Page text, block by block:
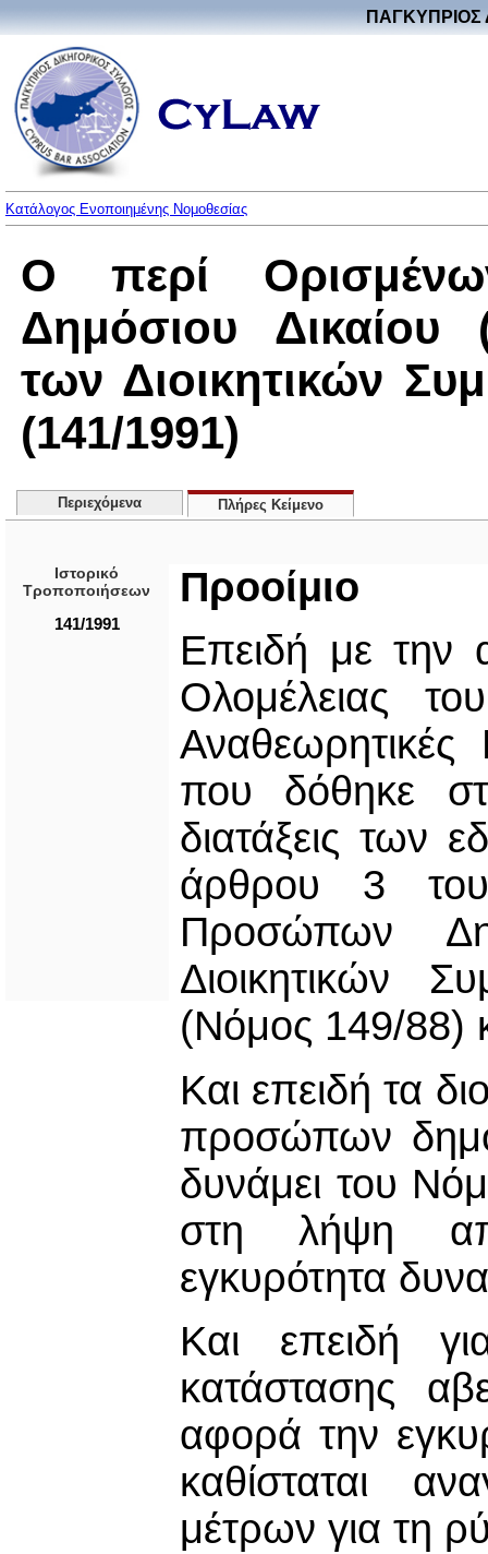
ΠΑΓΚΥΠΡΙΟΣ
Κατάλογος Ενοποιημένης Νομοθεσίας
Ο περί
Δημόσιου
των Διοικητικών
(141/1991)
Περιεχόμενα Πλήρες Κείμενο
Ιστορικό
Τροποποιήσεων
141/1991
Προοίμιο
Επειδή με την
Ολομέλειας
που δόθηκε
διατάξεις των
άρθρου 3
Προσώπων
Διοικητικών
(Νόμος 149/88)
Και επειδή τα
προσώπων
δυνάμει του
στη λήψη
εγκυρότητα
Και επειδή
κατάστασης
αφορά την
καθίσταται
μέτρων για τη